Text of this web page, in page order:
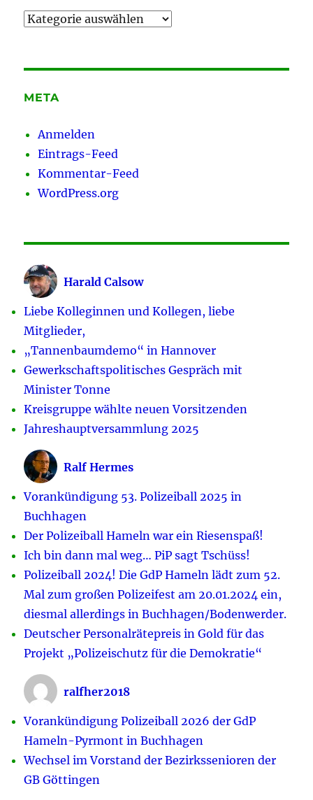
Kategorien
META
Anmelden
Eintrags-Feed
Kommentar-Feed
WordPress.org
Harald Calsow
Liebe Kolleginnen und Kollegen, liebe
Mitglieder,
„Tannenbaumdemo“ in Hannover
Gewerkschaftspolitisches Gespräch mit
Minister Tonne
Kreisgruppe wählte neuen Vorsitzenden
Jahreshauptversammlung 2025
Ralf Hermes
Vorankündigung 53. Polizeiball 2025 in
Buchhagen
Der Polizeiball Hameln war ein Riesenspaß!
Ich bin dann mal weg… PiP sagt Tschüss!
Polizeiball 2024! Die GdP Hameln lädt zum 52.
Mal zum großen Polizeifest am 20.01.2024 ein,
diesmal allerdings in Buchhagen/Bodenwerder.
Deutscher Personalrätepreis in Gold für das
Projekt „Polizeischutz für die Demokratie“
ralfher2018
Vorankündigung Polizeiball 2026 der GdP
Hameln-Pyrmont in Buchhagen
Wechsel im Vorstand der Bezirkssenioren der
GB Göttingen